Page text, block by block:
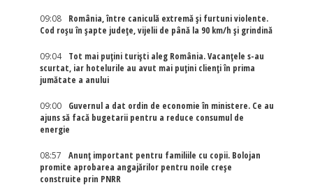
09:08
România, între caniculă extremă și furtuni violente.
Cod roșu în șapte județe, vijelii de până la 90 km/h și grindină
09:04
Tot mai puțini turiști aleg România. Vacanțele s-au
scurtat, iar hotelurile au avut mai puțini clienți în prima
jumătate a anului
09:00
Guvernul a dat ordin de economie în ministere. Ce au
ajuns să facă bugetarii pentru a reduce consumul de
energie
08:57
Anunț important pentru familiile cu copii. Bolojan
promite aprobarea angajărilor pentru noile creșe
construite prin PNRR